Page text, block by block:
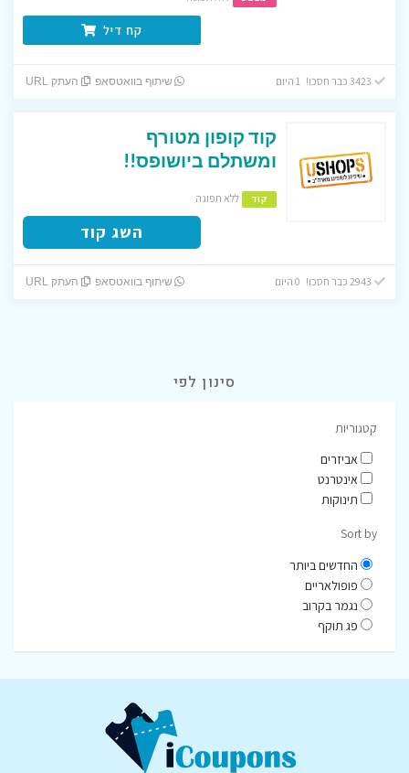
קח דיל
שיתוף בוואטסאפ העתק URL
קוד קופון מטורף
ומשתלם ביושופס!!
קוד ללא תפוגה
השג קוד
שיתוף בוואטסאפ העתק URL
סינון לפי
קטגוריות
אביזרים
אינטרנט
תינוקות
Sort by
החדשים ביותר
פופולאריים
נגמר בקרוב
פג תוקף